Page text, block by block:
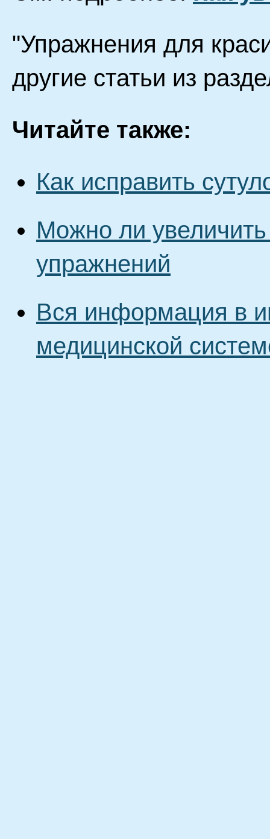
"Упражнения для
другие статьи из
Читайте также:
Как исправить
Можно ли
упражнений
Вся информация в
медицинской